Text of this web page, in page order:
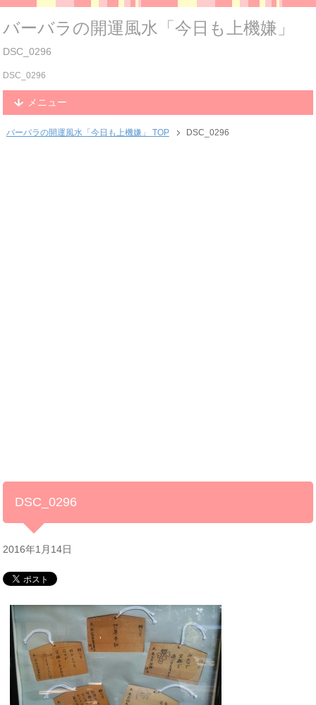
バーバラの開運風水「今日も上機嫌」
DSC_0296
DSC_0296
メニュー
バーバラの開運風水「今日も上機嫌」 TOP DSC_0296
DSC_0296
2016年1月14日